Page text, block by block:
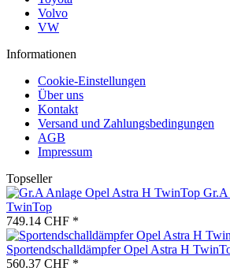
Volvo
VW
Informationen
Cookie-Einstellungen
Über uns
Kontakt
Versand und Zahlungsbedingungen
AGB
Impressum
Topseller
Gr.A
TwinTop
749.14 CHF *
Sportendschalldämpfer Opel Astra H
560.37 CHF *